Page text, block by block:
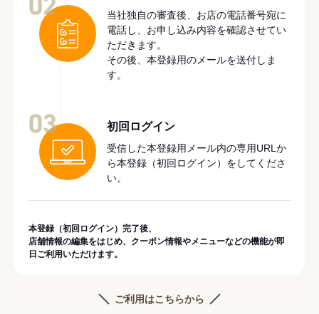
当社独自の審査後、お店の電話番号宛に
電話し、お申し込み内容を確認させてい
ただきます。
その後、本登録用のメールを送付しま
す。
初回ログイン
受信した本登録用メール内の専用URLか
ら本登録（初回ログイン）をしてくださ
い。
本登録（初回ログイン）完了後、
店舗情報の編集をはじめ、クーポン情報やメニューなどの機能が即
日ご利用いただけます。
ご利用はこちらから